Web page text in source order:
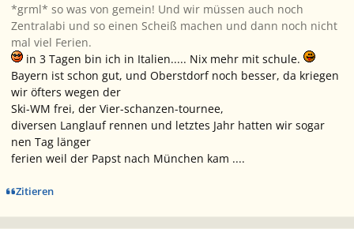
*grml* so was von gemein! Und wir müssen auch noch
Zentralabi und so einen Scheiß machen und dann noch nicht
mal viel Ferien.
in 3 Tagen bin ich in Italien..... Nix mehr mit schule.
Bayern ist schon gut, und Oberstdorf noch besser, da kriegen
wir öfters wegen der
Ski-WM frei, der Vier-schanzen-tournee,
diversen Langlauf rennen und letztes Jahr hatten wir sogar
nen Tag länger
ferien weil der Papst nach München kam ....
Zitieren